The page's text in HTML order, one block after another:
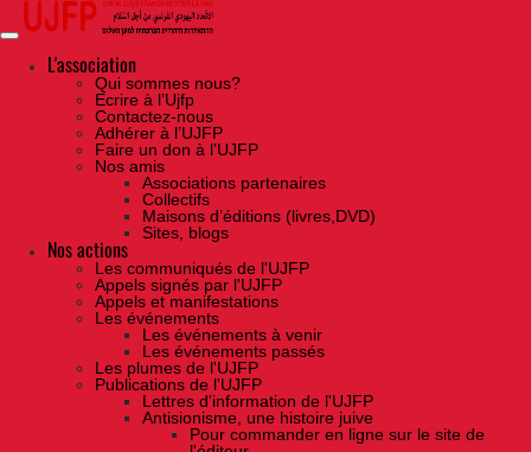
Skip
the
contentL'association
Qui sommes nous?
Ecrire à l’Ujfp
Contactez-nous
Adhérer à l’UJFP
Faire un don à l’UJFP
Nos amis
Associations partenaires
Collectifs
Maisons d’éditions (livres,DVD)
Sites, blogs
Nos actions
Les communiqués de l'UJFP
Appels signés par l'UJFP
Appels et manifestations
Les événements
Les événements à venir
Les événements passés
Les plumes de l'UJFP
Publications de l'UJFP
Lettres d'information de l'UJFP
Antisionisme, une histoire juive
Pour commander en ligne sur le site de